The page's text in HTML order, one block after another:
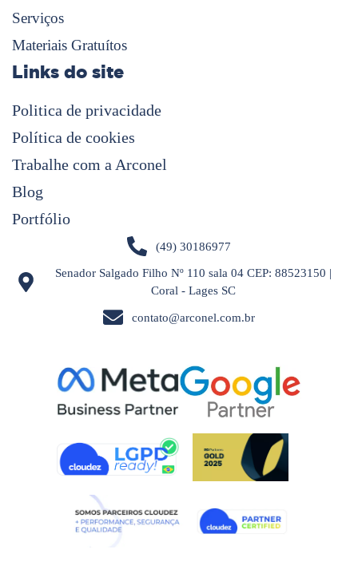
Serviços
Materiais Gratuítos
Links do site
Politica de privacidade
Política de cookies
Trabalhe com a Arconel
Blog
Portfólio
(49) 30186977
Senador Salgado Filho Nº 110 sala 04 CEP: 88523150 |
Coral - Lages SC
contato@arconel.com.br